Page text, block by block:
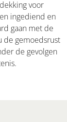
voor
ingediend en
gaan met de
de gemoedsrust
de gevolgen